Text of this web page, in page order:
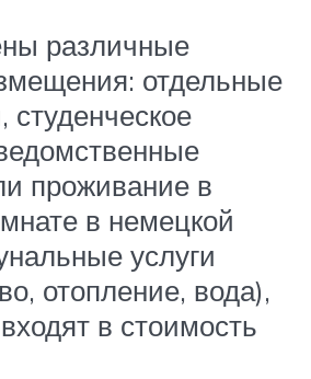
различные
отдельные
студенческое
проживание в
в немецкой
услуги
отопление, вода),
в стоимость